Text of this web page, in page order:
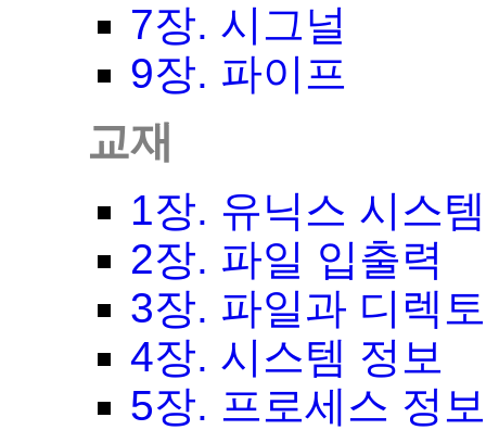
7장. 시그널
9장. 파이프
교재
1장. 유닉스 시스
2장. 파일 입출력
3장. 파일과 디렉
4장. 시스템 정보
5장. 프로세스 정보